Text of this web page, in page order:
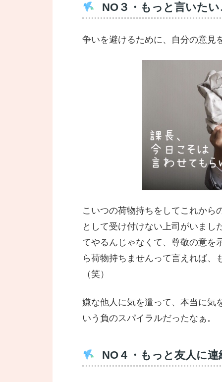
NO３・もっと言いた
争いを避けるために、自分の意見
こいつの荷物持ちをしてこれから
として受け付けない上司がいまし
てやるんじゃなくて、尊敬の意を
ら荷物持ちませんって言えれば、
（笑）
嫌な他人に気を遣って、本当に気
いう負のスパイラルだったなぁ。
NO４・もっと友人に